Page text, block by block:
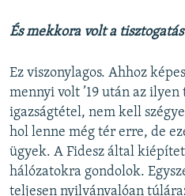
És mekkora volt a
Ez viszonylagos. Ahhoz
mennyi volt ’19 után az
igazságtétel, nem kell
hol lenne még tér erre, de
ügyek. A Fidesz által
hálózatokra gondolok.
teljesen nyilvánvalóan